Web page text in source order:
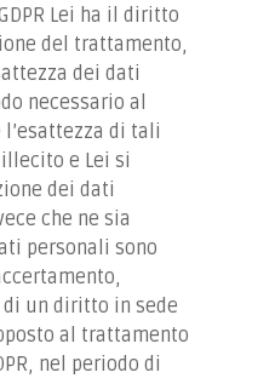
Lei ha il diritto
del trattamento,
dei dati
necessario al
di tali
e Lei si
dei dati
che ne sia
personali sono
di un diritto in sede
al trattamento
nel periodo di